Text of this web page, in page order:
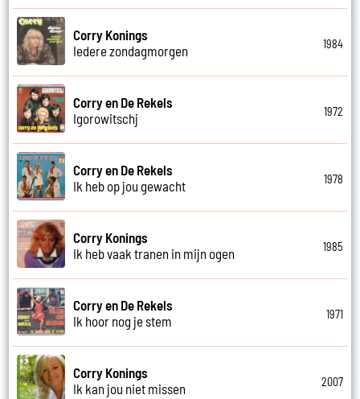
Corry Konings
Iedere zondagmorgen
1984
Corry en De Rekels
Igorowitschj
1972
Corry en De Rekels
Ik heb op jou gewacht
1978
Corry Konings
Ik heb vaak tranen in mijn ogen
1985
Corry en De Rekels
Ik hoor nog je stem
1971
Corry Konings
Ik kan jou niet missen
2007